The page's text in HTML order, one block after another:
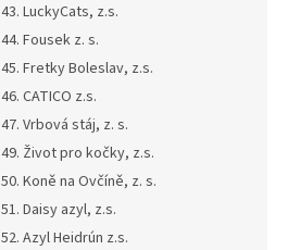
43. LuckyCats, z.s.
44. Fousek z. s.
45. Fretky Boleslav, z.s.
46. CATICO z.s.
47. Vrbová stáj, z. s.
49. Život pro kočky, z.s.
50. Koně na Ovčíně, z. s.
51. Daisy azyl, z.s.
52. Azyl Heidrún z.s.